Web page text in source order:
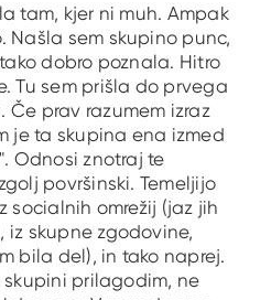
tam, kjer ni muh. Ampak
Našla sem skupino punc,
dobro poznala. Hitro
Tu sem prišla do prvega
Če prav razumem izraz
je ta skupina ena izmed
Odnosi znotraj te
površinski. Temeljijo
socialnih omrežij (jaz jih
iz skupne zgodovine,
bila del), in tako naprej.
skupini prilagodim, ne